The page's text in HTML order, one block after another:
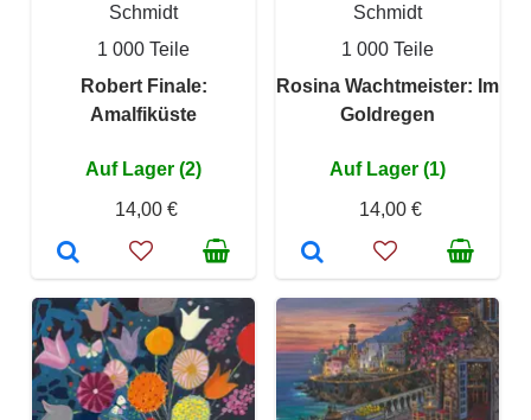
Schmidt
1 000 Teile
Robert Finale:
Amalfiküste
Auf Lager (2)
14,00 €
Schmidt
1 000 Teile
Rosina Wachtmeister: Im
Goldregen
Auf Lager (1)
14,00 €